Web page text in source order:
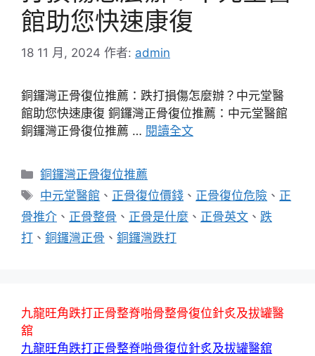
館助您快速康復
18 11 月, 2024 作者: admin
銅鑼灣正骨復位推薦：跌打損傷怎麼辦？中元堂醫
館助您快速康復 銅鑼灣正骨復位推薦：中元堂醫館
銅鑼灣正骨復位推薦 … 閱讀全文
分
類
銅鑼灣正骨復位推薦
標
籤
中元堂醫館 、 正骨復位價錢 、 正骨復位危險 、 正
骨推介 、 正骨整骨 、 正骨是什麼 、 正骨英文 、 跌
打 、 銅鑼灣正骨 、 銅鑼灣跌打
九龍旺角跌打正骨整脊啪骨整骨復位針炙及拔罐醫
舘
九龍旺角跌打正骨整脊啪骨復位針炙及拔罐醫舘